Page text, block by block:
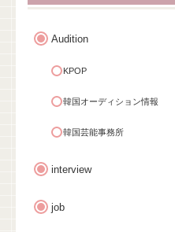
Audition
KPOP
韓国オーディション情報
韓国芸能事務所
interview
job